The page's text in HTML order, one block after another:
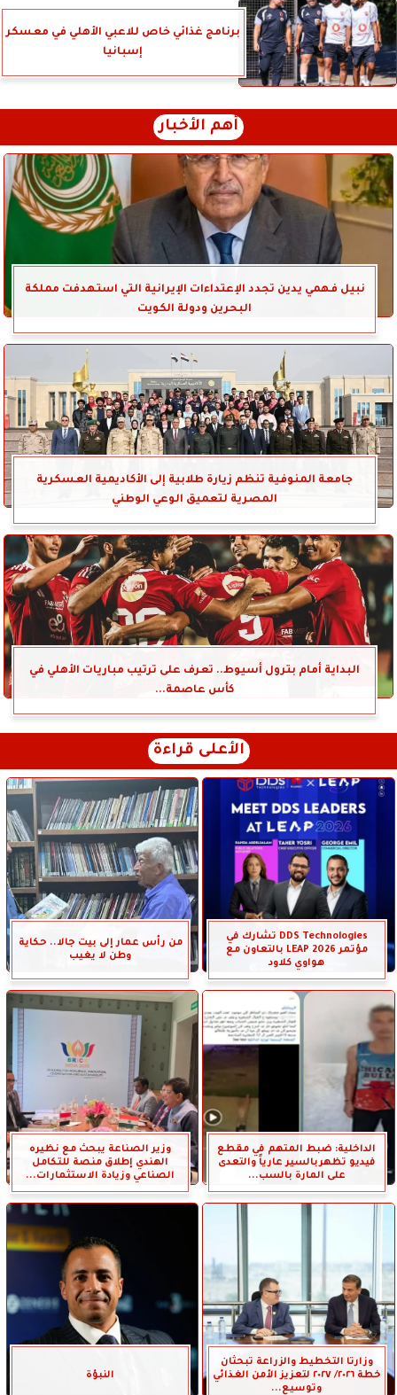
برنامج غذائي خاص للاعبي الأهلي في معسكر
إسبانيا
أهم الأخبار
نبيل فهمي يدين تجدد الإعتداءات الإيرانية التي استهدفت مملكة
البحرين ودولة الكويت
جامعة المنوفية تنظم زيارة طلابية إلى الأكاديمية العسكرية
المصرية لتعميق الوعي الوطني
البداية أمام بترول أسيوط.. تعرف على ترتيب مباريات الأهلي في
كأس عاصمة...
الأعلى قراءة
DDS Technologies تشارك في
مؤتمر LEAP 2026 بالتعاون مع
هواوي كلاود
من رأس عمار إلى بيت جالا.. حكاية
وطن لا يغيب
الداخلية: ضبط المتهم في مقطع
فيديو تظهربالسير عارياً والتعدى
على المارة بالسب...
وزير الصناعة يبحث مع نظيره
الهندي إطلاق منصة للتكامل
الصناعي وزيادة الاستثمارات...
وزارتا التخطيط والزراعة تبحثان
خطة ٢٠٢٦/ ٢٠٢٧ لتعزيز الأمن الغذائي
وتوسيع...
النبؤة